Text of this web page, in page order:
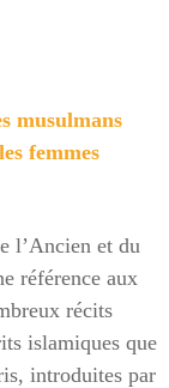
musulmans
femmes
l’Ancien et du
référence aux
récits
islamiques que
introduites par